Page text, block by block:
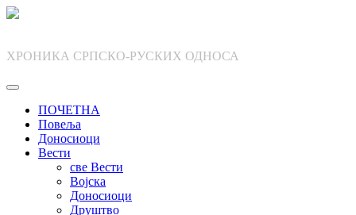
Skip
ХРОНИКА СРПСКО-РУСКИХ ОДНОСА
ПОЧЕТНА
Повеља
Доносиоци
Вести
све Вести
Војска
Доносиоци
Друштво